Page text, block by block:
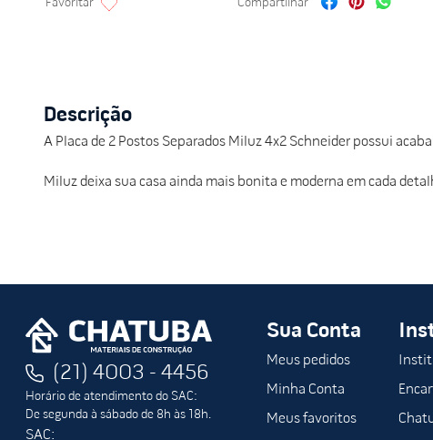
Descrição
A Placa de 2 Postos Separados Miluz 4x2 Schneider possui
Miluz deixa sua casa ainda mais bonita e moderna em cada
(21) 4003 - 4456
Horário de atendimento do SAC:
De segunda à sábado de 8h às 18h.
SAC:
Sua Conta
Meus pedidos
Minha Conta
Meus favoritos